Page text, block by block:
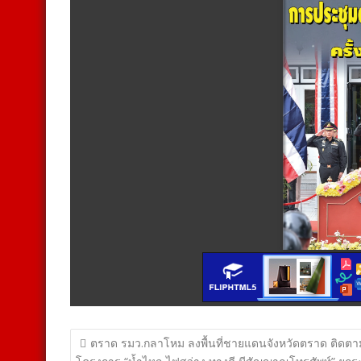
แนะแนว
ตราด รมว.กลาโหม ลงพื้นที่ชายแดนจังหวัดตราด ติดต